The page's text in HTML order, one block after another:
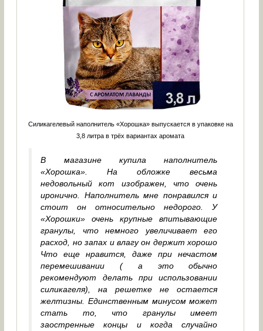
Силикагелевый наполнитель «Хорошка» выпускается в упаковке на
3,8 литра в трёх вариантах аромата
В магазине купила наполнитель
«Хорошка». На обложке весьма
недовольный кот изображен, что очень
иронично. Наполнитель мне понравился и
стоит он относительно недорого. У
«Хорошки» очень крупные впитывающие
гранулы, что немного увеличивает его
расход, но запах и влагу он держит хорошо
Что еще нравится, даже при нечастом
перемешивании ( а это обычно
рекомендуют делать при использовании
силикагеля), на решетке не остается
желтизны. Единственным минусом может
стать то, что гранулы имеет
заостренные концы и когда случайно